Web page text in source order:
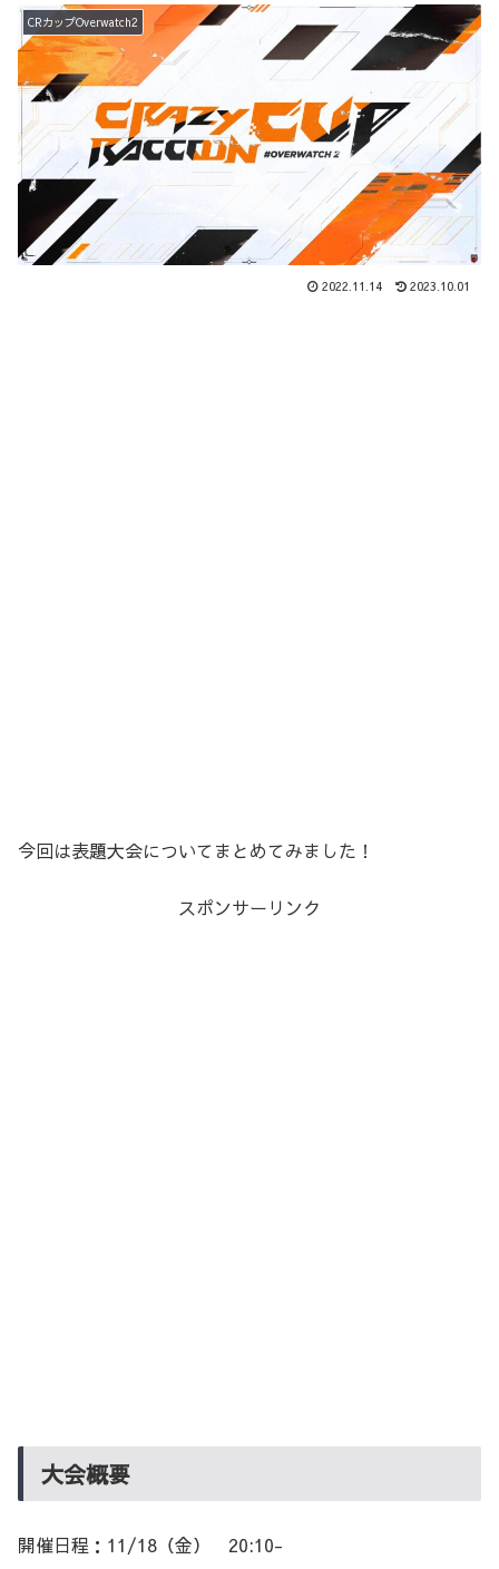
CRカップOverwatch2
2022.11.14 2023.10.01
今回は表題大会についてまとめてみました！
スポンサーリンク
大会概要
開催日程：11/18（金） 20:10-